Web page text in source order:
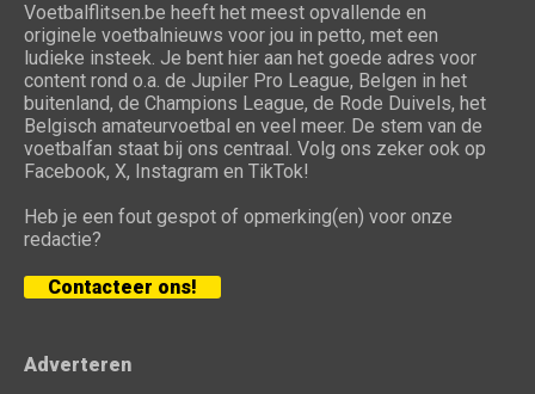
Voetbalflitsen.be heeft het meest opvallende en
originele voetbalnieuws voor jou in petto, met een
ludieke insteek. Je bent hier aan het goede adres voor
content rond o.a. de Jupiler Pro League, Belgen in het
buitenland, de Champions League, de Rode Duivels, het
Belgisch amateurvoetbal en veel meer. De stem van de
voetbalfan staat bij ons centraal. Volg ons zeker ook op
Facebook, X, Instagram en TikTok!
Heb je een fout gespot of opmerking(en) voor onze
redactie?
Contacteer ons!
Adverteren